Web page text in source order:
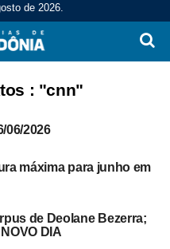
de 2026.
: "cnn"
06/2026
máxima para junho em
de Deolane Bezerra;
DIA